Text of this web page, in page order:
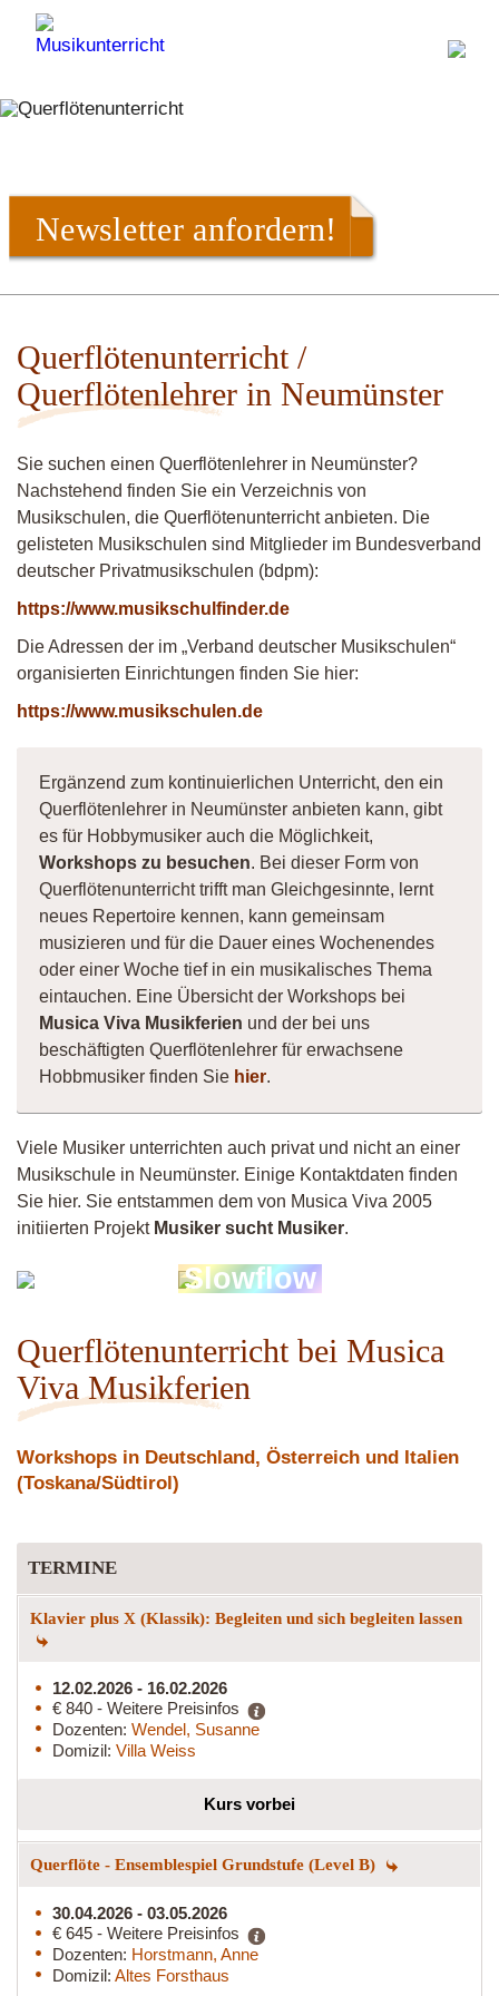
Newsletter anfordern!
Querflötenunterricht /
Querflötenlehrer in Neumünster
Sie suchen einen Querflötenlehrer in Neumünster?
Nachstehend finden Sie ein Verzeichnis von
Musikschulen, die Querflötenunterricht anbieten. Die
gelisteten Musikschulen sind Mitglieder im Bundesverband
deutscher Privatmusikschulen (bdpm):
https://www.musikschulfinder.de
Die Adressen der im „Verband deutscher Musikschulen“
organisierten Einrichtungen finden Sie hier:
https://www.musikschulen.de
Ergänzend zum kontinuierlichen Unterricht, den ein
Querflötenlehrer in Neumünster anbieten kann, gibt
es für Hobbymusiker auch die Möglichkeit,
Workshops zu besuchen. Bei dieser Form von
Querflötenunterricht trifft man Gleichgesinnte, lernt
neues Repertoire kennen, kann gemeinsam
musizieren und für die Dauer eines Wochenendes
oder einer Woche tief in ein musikalisches Thema
eintauchen. Eine Übersicht der Workshops bei
Musica Viva Musikferien und der bei uns
beschäftigten Querflötenlehrer für erwachsene
Hobbmusiker finden Sie hier.
Viele Musiker unterrichten auch privat und nicht an einer
Musikschule in Neumünster. Einige Kontaktdaten finden
Sie hier. Sie entstammen dem von Musica Viva 2005
initiierten Projekt Musiker sucht Musiker.
Slowflow
Querflötenunterricht bei Musica
Viva Musikferien
Workshops in Deutschland, Österreich und Italien
(Toskana/Südtirol)
TERMINE
Klavier plus X (Klassik): Begleiten und sich begleiten lassen
12.02.2026 - 16.02.2026
€ 840 - Weitere Preisinfos
Dozenten: Wendel, Susanne
Domizil: Villa Weiss
Kurs vorbei
Querflöte - Ensemblespiel Grundstufe (Level B)
30.04.2026 - 03.05.2026
€ 645 - Weitere Preisinfos
Dozenten: Horstmann, Anne
Domizil: Altes Forsthaus